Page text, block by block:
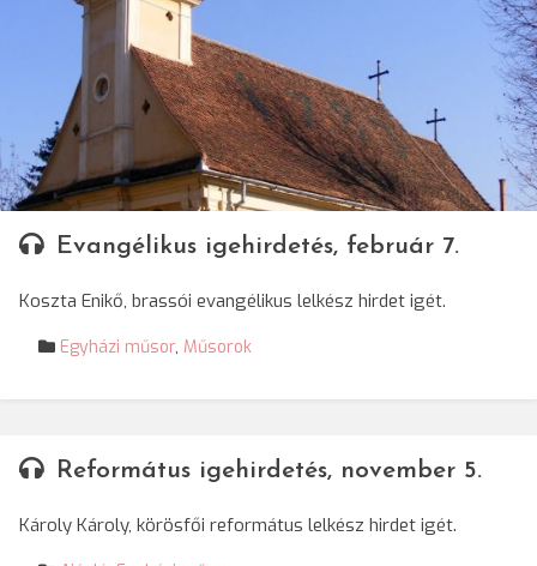
Evangélikus igehirdetés, február 7.
Koszta Enikő, brassói evangélikus lelkész hirdet igét.
Egyházi műsor, Műsorok
Református igehirdetés, november 5.
Károly Károly, körösfői református lelkész hirdet igét.